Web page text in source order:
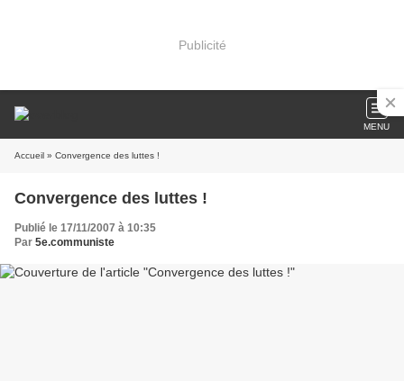
Publicité
MENU
Accueil » Convergence des luttes !
Convergence des luttes !
Publié le 17/11/2007 à 10:35
Par 5e.communiste